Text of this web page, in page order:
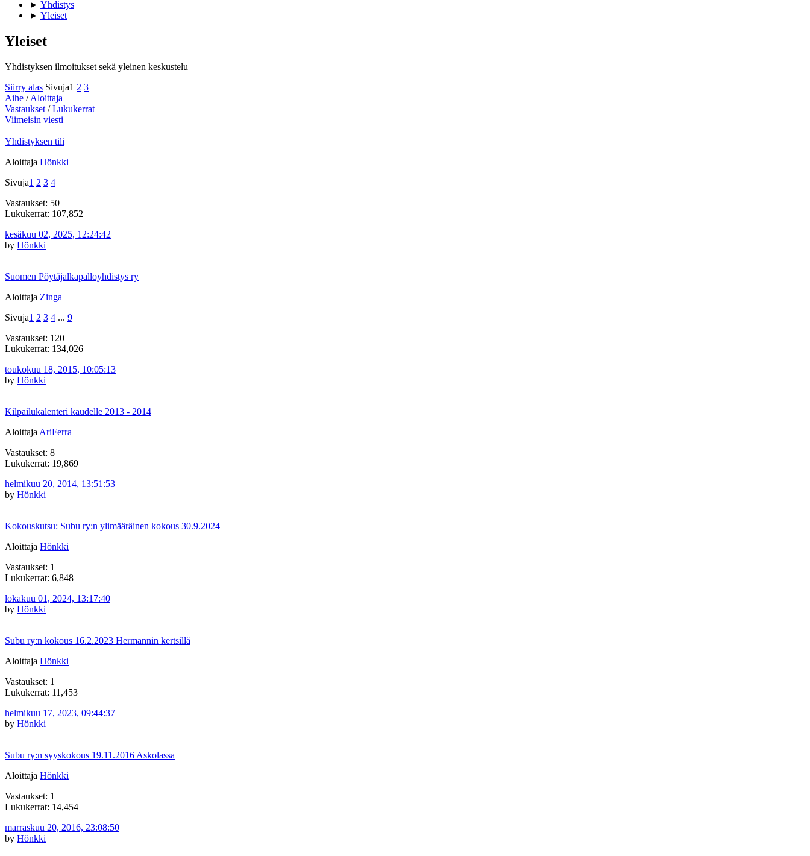
► Yhdistys
► Yleiset
Yleiset
Yhdistyksen ilmoitukset sekä yleinen keskustelu
Siirry alas Sivuja1 2 3
Aihe /Aloittaja
Vastaukset /Lukukerrat
Viimeisin viesti
Yhdistyksen tili
Aloittaja Hönkki
Sivuja1 2 3 4
Vastaukset: 50
Lukukerrat: 107,852
kesäkuu 02, 2025, 12:24:42
by Hönkki
Suomen Pöytäjalkapalloyhdistys ry
Aloittaja Zinga
Sivuja1 2 3 4 ... 9
Vastaukset: 120
Lukukerrat: 134,026
toukokuu 18, 2015, 10:05:13
by Hönkki
Kilpailukalenteri kaudelle 2013 - 2014
Aloittaja AriFerra
Vastaukset: 8
Lukukerrat: 19,869
helmikuu 20, 2014, 13:51:53
by Hönkki
Kokouskutsu: Subu ry:n ylimääräinen kokous 30.9.2024
Aloittaja Hönkki
Vastaukset: 1
Lukukerrat: 6,848
lokakuu 01, 2024, 13:17:40
by Hönkki
Subu ry:n kokous 16.2.2023 Hermannin kertsillä
Aloittaja Hönkki
Vastaukset: 1
Lukukerrat: 11,453
helmikuu 17, 2023, 09:44:37
by Hönkki
Subu ry:n syyskokous 19.11.2016 Askolassa
Aloittaja Hönkki
Vastaukset: 1
Lukukerrat: 14,454
marraskuu 20, 2016, 23:08:50
by Hönkki